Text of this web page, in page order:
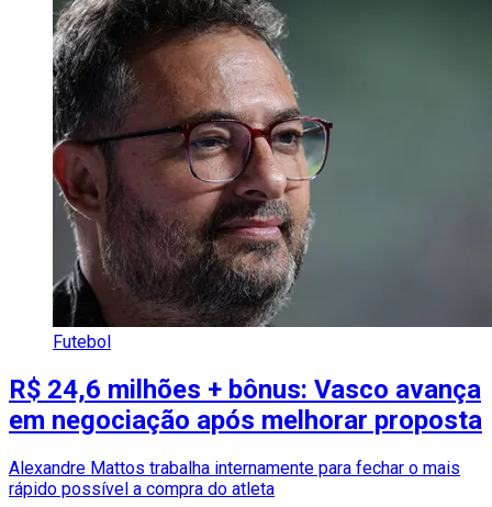
Futebol
R$ 24,6 milhões + bônus: Vasco avança
em negociação após melhorar proposta
Alexandre Mattos trabalha internamente para fechar o mais
rápido possível a compra do atleta